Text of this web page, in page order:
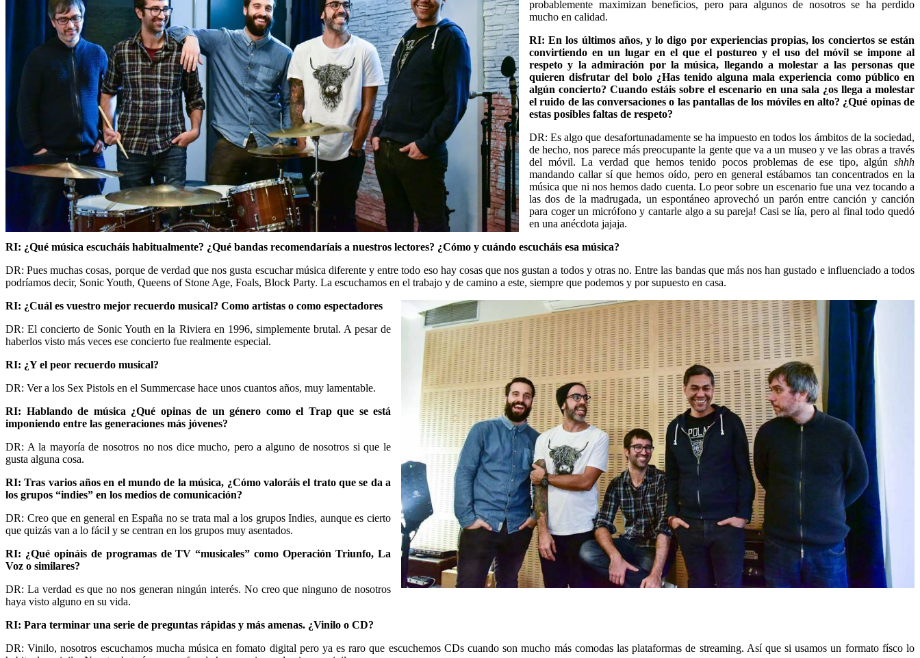
probablemente maximizan beneficios, pero para algunos de nosotros se ha perdido
mucho en calidad.
RI: En los últimos años, y lo digo por experiencias propias, los conciertos se están
convirtiendo en un lugar en el que el postureo y el uso del móvil se impone al
respeto y la admiración por la música, llegando a molestar a las personas que
quieren disfrutar del bolo ¿Has tenido alguna mala experiencia como público en
algún concierto? Cuando estáis sobre el escenario en una sala ¿os llega a molestar
el ruido de las conversaciones o las pantallas de los móviles en alto? ¿Qué opinas de
estas posibles faltas de respeto?
DR: Es algo que desafortunadamente se ha impuesto en todos los ámbitos de la sociedad,
de hecho, nos parece más preocupante la gente que va a un museo y ve las obras a través
del móvil. La verdad que hemos tenido pocos problemas de ese tipo, algún shhh
mandando callar sí que hemos oído, pero en general estábamos tan concentrados en la
música que ni nos hemos dado cuenta. Lo peor sobre un escenario fue una vez tocando a
las dos de la madrugada, un espontáneo aprovechó un parón entre canción y canción
para coger un micrófono y cantarle algo a su pareja! Casi se lía, pero al final todo quedó
en una anécdota jajaja.
RI: ¿Qué música escucháis habitualmente? ¿Qué bandas recomendaríais a nuestros lectores? ¿Cómo y cuándo escucháis esa música?
DR: Pues muchas cosas, porque de verdad que nos gusta escuchar música diferente y entre todo eso hay cosas que nos gustan a todos y otras no. Entre las bandas que más nos han gustado e influenciado a todos
podríamos decir, Sonic Youth, Queens of Stone Age, Foals, Block Party. La escuchamos en el trabajo y de camino a este, siempre que podemos y por supuesto en casa.
RI: ¿Cuál es vuestro mejor recuerdo musical? Como artistas o como espectadores
DR: El concierto de Sonic Youth en la Riviera en 1996, simplemente brutal. A pesar de
haberlos visto más veces ese concierto fue realmente especial.
RI: ¿Y el peor recuerdo musical?
DR: Ver a los Sex Pistols en el Summercase hace unos cuantos años, muy lamentable.
RI: Hablando de música ¿Qué opinas de un género como el Trap que se está
imponiendo entre las generaciones más jóvenes?
DR: A la mayoría de nosotros no nos dice mucho, pero a alguno de nosotros si que le
gusta alguna cosa.
RI: Tras varios años en el mundo de la música, ¿Cómo valoráis el trato que se da a
los grupos “indies” en los medios de comunicación?
DR: Creo que en general en España no se trata mal a los grupos Indies, aunque es cierto
que quizás van a lo fácil y se centran en los grupos muy asentados.
RI: ¿Qué opináis de programas de TV “musicales” como Operación Triunfo, La
Voz o similares?
DR: La verdad es que no nos generan ningún interés. No creo que ninguno de nosotros
haya visto alguno en su vida.
RI: Para terminar una serie de preguntas rápidas y más amenas. ¿Vinilo o CD?
DR: Vinilo, nosotros escuchamos mucha música en fomato digital pero ya es raro que escuchemos CDs cuando son mucho más comodas las plataformas de streaming. Así que si usamos un formato físco lo